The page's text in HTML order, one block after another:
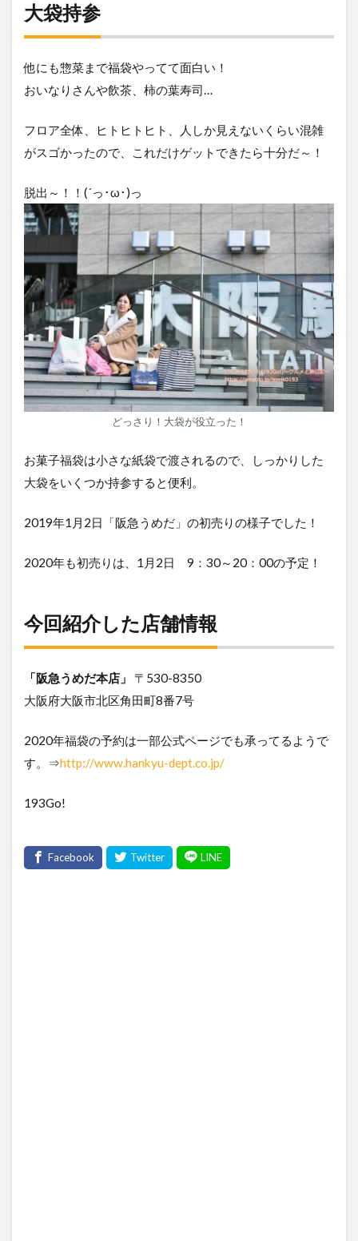
大袋持参
他にも惣菜まで福袋やってて面白い！
おいなりさんや飲茶、柿の葉寿司…
フロア全体、ヒトヒトヒト、人しか見えないくらい混雑
がスゴかったので、これだけゲットできたら十分だ～！
脱出～！！(´っ･ω･)っ
どっさり！大袋が役立った！
お菓子福袋は小さな紙袋で渡されるので、しっかりした
大袋をいくつか持参すると便利。
2019年1月2日「阪急うめだ」の初売りの様子でした！
2020年も初売りは、1月2日 9：30～20：00の予定！
今回紹介した店舗情報
「阪急うめだ本店」
〒530-8350
大阪府大阪市北区角田町8番7号
2020年福袋の予約は一部公式ページでも承ってるようで
す。⇒http://www.hankyu-dept.co.jp/
193Go!